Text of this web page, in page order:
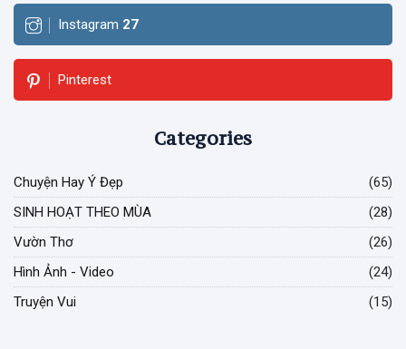
Instagram 27
Pinterest
Categories
Chuyện Hay Ý Đẹp
(65)
SINH HOẠT THEO MÙA
(28)
Vườn Thơ
(26)
Hình Ảnh - Video
(24)
Truyện Vui
(15)